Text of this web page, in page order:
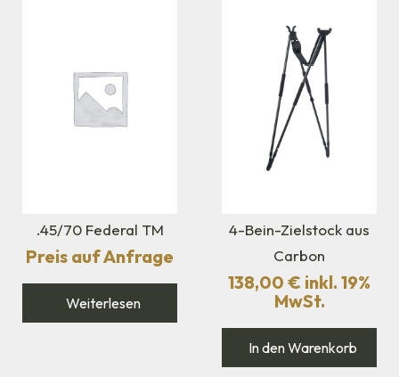
.45/70 Federal TM
Preis auf Anfrage
Weiterlesen
4-Bein-Zielstock aus
Carbon
138,00 € inkl. 19%
MwSt.
In den Warenkorb